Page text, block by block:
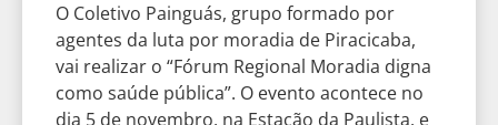
O Coletivo Painguás, grupo formado por
agentes da luta por moradia de Piracicaba,
vai realizar o “Fórum Regional Moradia digna
como saúde pública”. O evento acontece no
dia 5 de novembro, na Estação da Paulista, e